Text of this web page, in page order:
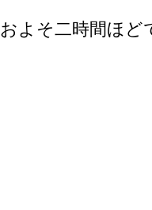
およそ二時間ほど